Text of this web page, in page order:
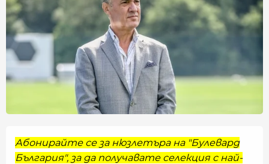
Абонирайте се за нюзлетъра на "Булевард
България", за да получавате селекция с най-